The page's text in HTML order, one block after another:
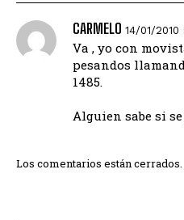
CARMELO 14/01/2010
Va , yo con
pesandos
1485.
Alguien sabe si
Los comentarios están cerrados.